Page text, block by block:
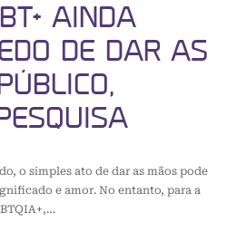
AINDA
DE DAR AS
o simples ato de dar as mãos pode
e amor. No entanto, para a